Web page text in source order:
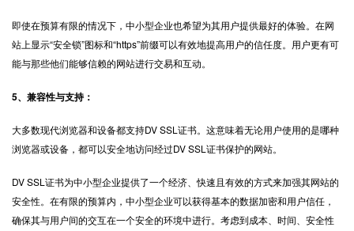
即使在预算有限的情况下，中小型企业也希望为其用户提供最好的体验。在网
站上显示“安全锁”图标和“https”前缀可以有效地提高用户的信任度。用户更有可
能与那些他们能够信赖的网站进行交易和互动。
5、兼容性与支持：
大多数现代浏览器和设备都支持DV SSL证书。这意味着无论用户使用的是哪种
浏览器或设备，都可以安全地访问经过DV SSL证书保护的网站。
DV SSL证书为中小型企业提供了一个经济、快速且有效的方式来加强其网站的
安全性。在有限的预算内，中小型企业可以获得基本的数据加密和用户信任，
确保其与用户间的交互在一个安全的环境中进行。考虑到成本、时间、安全性